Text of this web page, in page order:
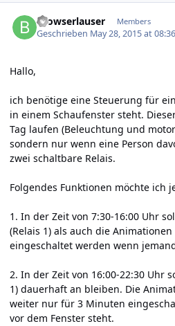
Browserlauser Members
Geschrieben May 28, 2015 at
Hallo,
ich benötige eine Steuerung für
in einem Schaufenster steht.
Tag laufen (Beleuchtung und
sondern nur wenn eine Person
zwei schaltbare Relais.
Folgendes Funktionen möchte ich
1. In der Zeit von 7:30-16:00 Uhr
(Relais 1) als auch die
eingeschaltet werden wenn
2. In der Zeit von 16:00-22:30 Uhr
1) dauerhaft an bleiben. Die
weiter nur für 3 Minuten
vor dem Fenster steht.